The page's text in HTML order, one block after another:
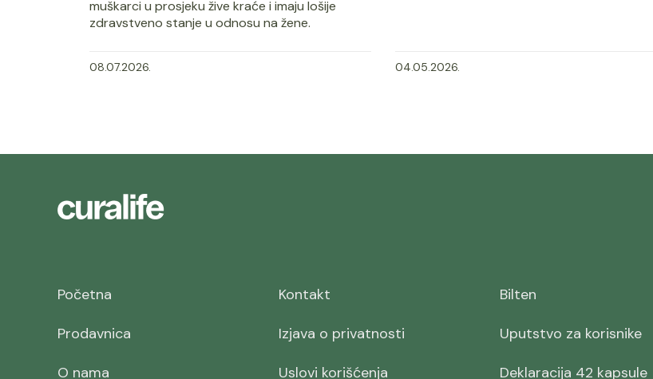
muškarci u prosjeku žive kraće i imaju lošije
zdravstveno stanje u odnosu na žene.
08.07.2026. 04.05.2026.
Početna
Prodavnica
O nama
Kontakt
Izjava o privatnosti
Uslovi korišćenja
Bilten
Uputstvo za korisnike
Deklaracija 42 kapsule